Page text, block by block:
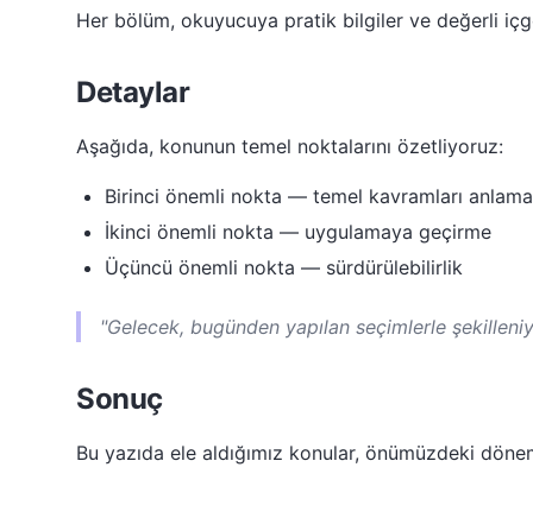
Her bölüm, okuyucuya pratik bilgiler ve değerli
Detaylar
Aşağıda, konunun temel noktalarını özetliyoruz:
Birinci önemli nokta — temel kavramları anlama
İkinci önemli nokta — uygulamaya geçirme
Üçüncü önemli nokta — sürdürülebilirlik
"Gelecek, bugünden yapılan seçimlerle
Sonuç
Bu yazıda ele aldığımız konular, önümüzdeki